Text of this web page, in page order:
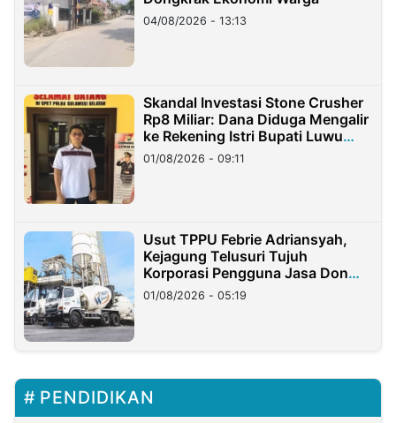
04/08/2026 - 13:13
Skandal Investasi Stone Crusher
Rp8 Miliar: Dana Diduga Mengalir
ke Rekening Istri Bupati Luwu
Timur
01/08/2026 - 09:11
Usut TPPU Febrie Adriansyah,
Kejagung Telusuri Tujuh
Korporasi Pengguna Jasa Don
Ritto
01/08/2026 - 05:19
PENDIDIKAN